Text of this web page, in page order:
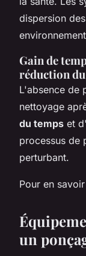
dispersion
Gain de
réduction
L'absence de
nettoyage
du temps et
processus de
perturbant.
Pour en
un